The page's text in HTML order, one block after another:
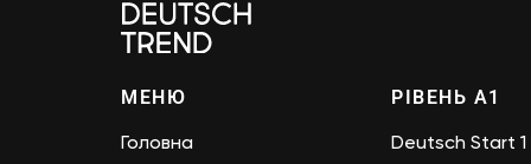
МЕНЮ
Головна
РІВЕНЬ А1
Deutsch Start 1